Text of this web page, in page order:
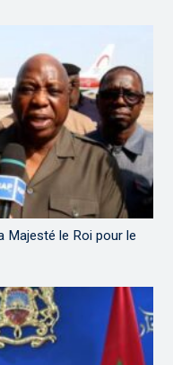
Majesté le Roi pour le